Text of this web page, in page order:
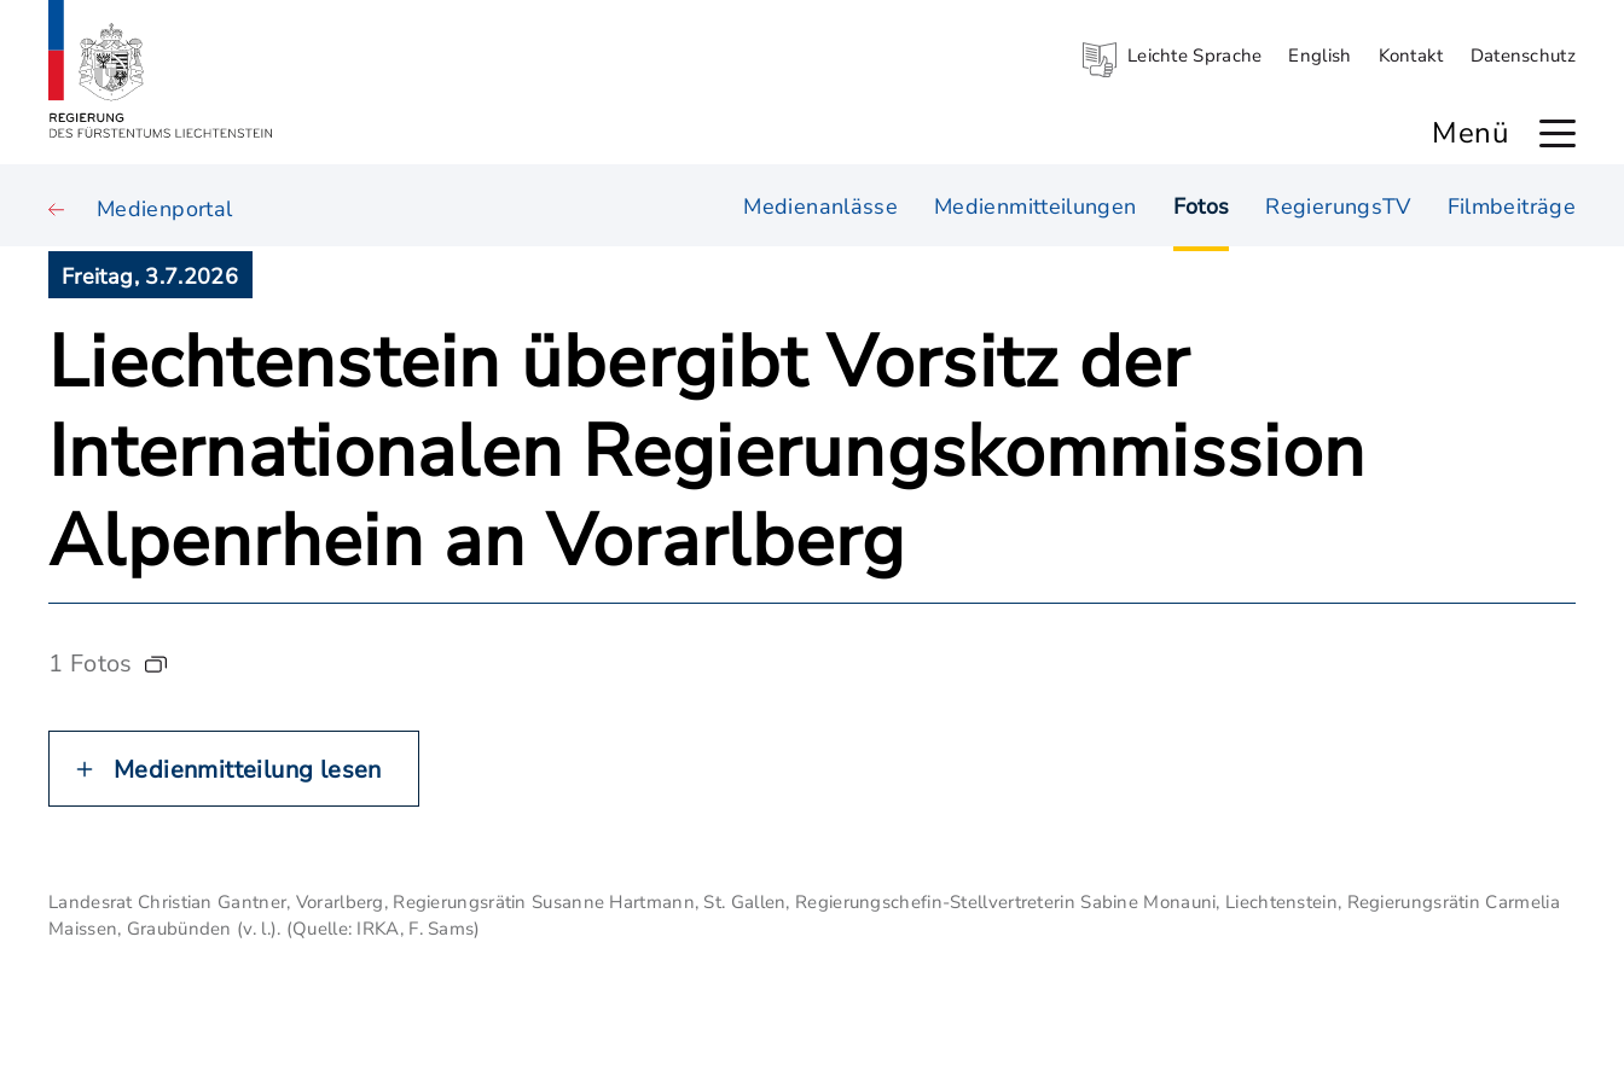
Leichte Sprache English Kontakt Datenschutz
Menü
Medienportal Medienanlässe Medienmitteilungen Fotos RegierungsTV Filmbeiträge
Freitag, 3.7.2026
Liechtenstein übergibt Vorsitz der
Internationalen Regierungskommission
Alpenrhein an Vorarlberg
1 Fotos
Medienmitteilung lesen
Landesrat Christian Gantner, Vorarlberg, Regierungsrätin Susanne Hartmann, St. Gallen, Regierungschefin-Stellvertreterin Sabine Monauni, Liechtenstein, Regierungsrätin Carmelia
Maissen, Graubünden (v. l.). (Quelle: IRKA, F. Sams)